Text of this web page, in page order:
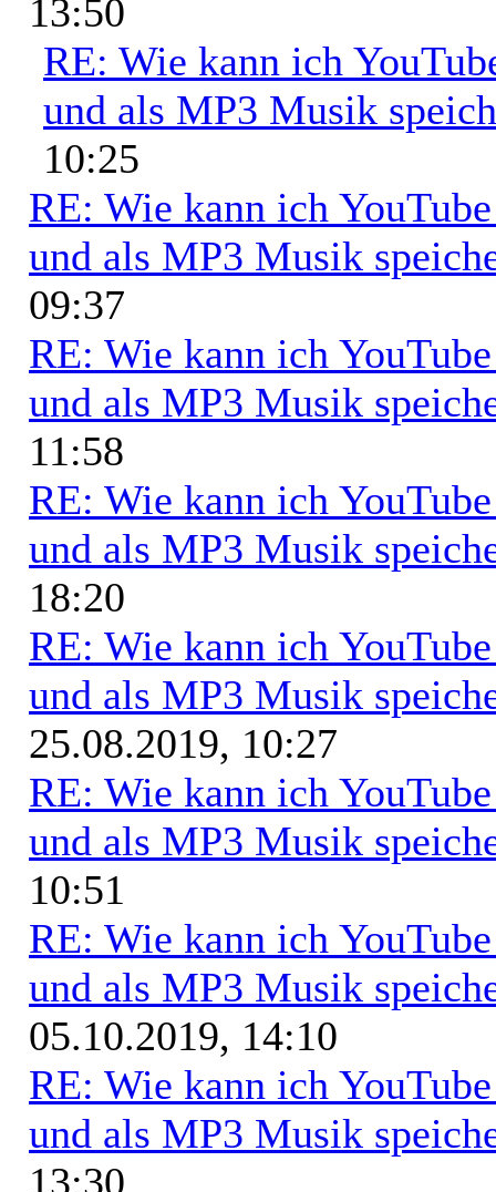
13:50
RE: Wie kann ich
und als MP3 Musik
10:25
RE: Wie kann ich
und als MP3 Musik
09:37
RE: Wie kann ich
und als MP3 Musik
11:58
RE: Wie kann ich
und als MP3 Musik
18:20
RE: Wie kann ich
und als MP3 Musik
25.08.2019, 10:27
RE: Wie kann ich
und als MP3 Musik
10:51
RE: Wie kann ich
und als MP3 Musik
05.10.2019, 14:10
RE: Wie kann ich
und als MP3 Musik
13:30